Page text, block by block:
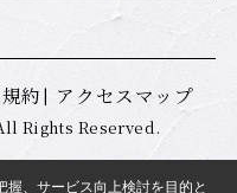
約 アクセスマップ
Rights Reserved.
、サービス向上検討を目的と